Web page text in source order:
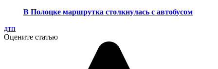
В Полоцке маршрутка столкнулась с автобусом
дтп
Оцените статью